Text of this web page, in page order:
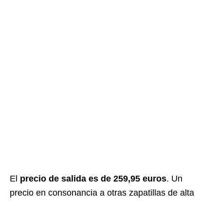
El precio de salida es de 259,95 euros. Un
precio en consonancia a otras zapatillas de alta